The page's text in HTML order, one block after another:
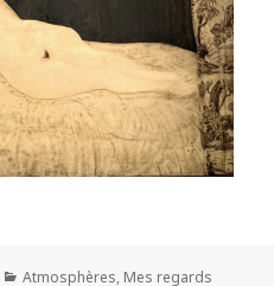
Categories
Atmosphères, Mes regards